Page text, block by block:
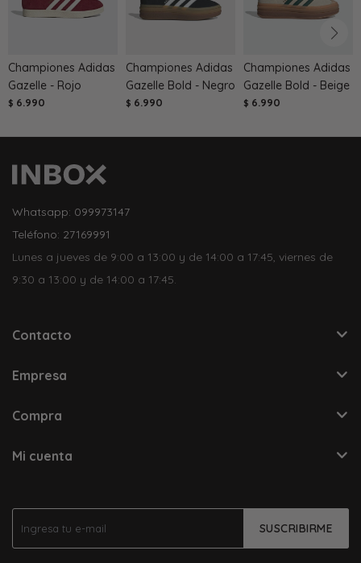
Championes Adidas
Gazelle - Rojo
$ 6.990
Championes Adidas
Gazelle Bold - Negro
$ 6.990
Championes Adidas
Gazelle Bold - Beige
$ 6.990
SUSCRIBIRME
Whatsapp: 099973147
Teléfono: 27169991
Lunes a jueves de 9:00 a 13:00 y de 14:00 a 17:45, viernes de
9:30 a 13:00 y de 14:00 a 17:45.
Contacto
Empresa
Compra
Mi cuenta